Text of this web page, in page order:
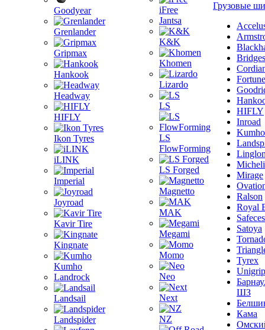
Goodyear
Grenlander
Gripmax
Hankook
Headway
HIFLY
Ikon Tyres
iLINK
Imperial
Joyroad
Kavir Tire
Kingnate
Kumho
Landrock
Landsail
Landspider
iFree
Jantsa
K&K
Khomen
Lizardo
LS
LS
FlowForming
LS Forged
Magnetto
MAK
Megami
Momo
Neo
Next
NZ
Грузовые
Fortune
HIFLY
Inroad
Kumho
Mirage
Ralson
Royal
Satoya
Tyrex
Unigrip
ШЗ
Кама